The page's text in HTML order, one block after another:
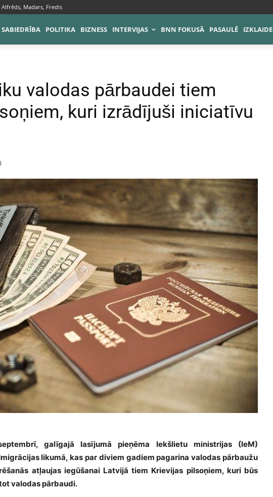
Alfrēds, Madars, Fredis
SABIEDRĪBA POLITIKA BIZNESS INTERVIJAS BNN FOKUSĀ PASAULĒ IZKLAIDE
valodas pārbaudei tiem
kuri izrādījuši iniciatīvu
galīgajā lasījumā pieņēma Iekšlietu ministrijas (IeM)
likumā, kas par diviem gadiem pagarina valodas pārbaužu
atļaujas iegūšanai Latvijā tiem Krievijas pilsoņiem, kuri būs
valodas pārbaudi.